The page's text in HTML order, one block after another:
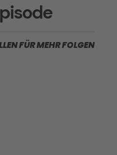
FÜR MEHR FOLGEN